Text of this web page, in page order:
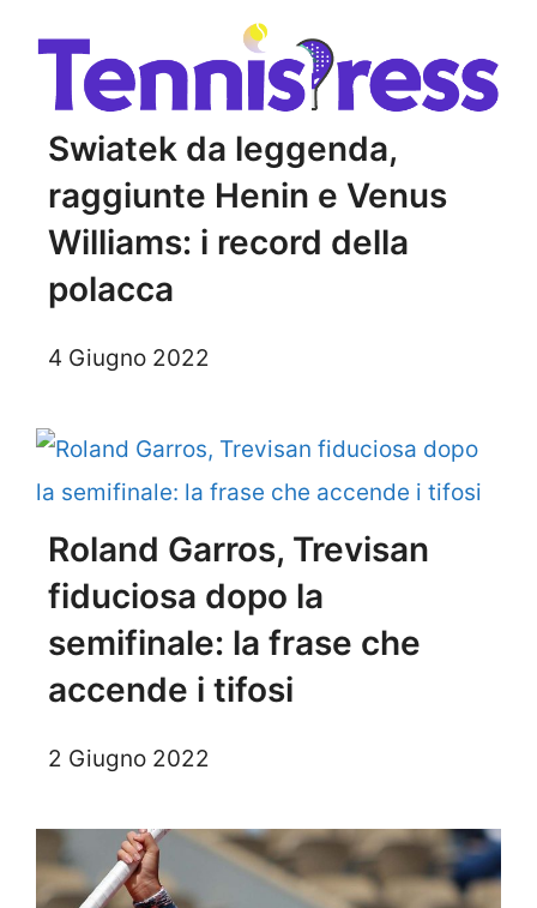
Swiatek da leggenda,
raggiunte Henin e Venus
Williams: i record della
polacca
4 Giugno 2022
Roland Garros, Trevisan
fiduciosa dopo la
semifinale: la frase che
accende i tifosi
2 Giugno 2022